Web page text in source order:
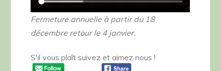
Fermeture annuelle à partir du 18
décembre retour le 4 janvier.
S'il vous plaît suivez et aimez nous !